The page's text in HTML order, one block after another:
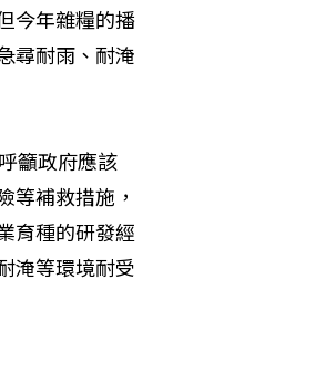
今年雜糧的播
尋耐雨、耐淹
籲政府應該
等補救措施，
育種的研發經
淹等環境耐受